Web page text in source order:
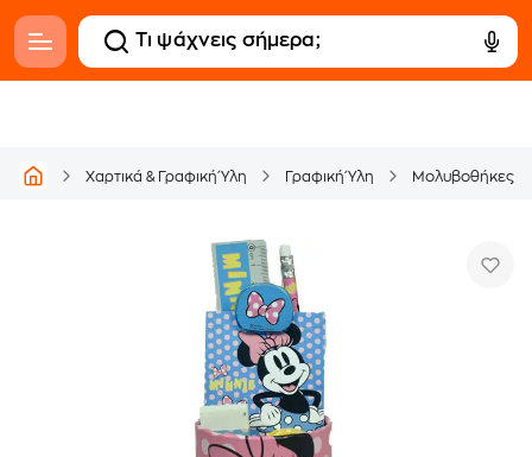
Χαρτικά & Γραφική Ύλη Γραφική Ύλη Μολυβοθήκες